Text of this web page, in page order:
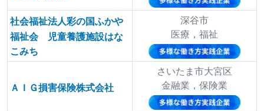
社会福祉法人彩の国ふかや
福祉会 児童養護施設はな
こみち
深谷市
医療，福祉
ＡＩＧ損害保険株式会社
さいたま市大宮区
金融業，保険業